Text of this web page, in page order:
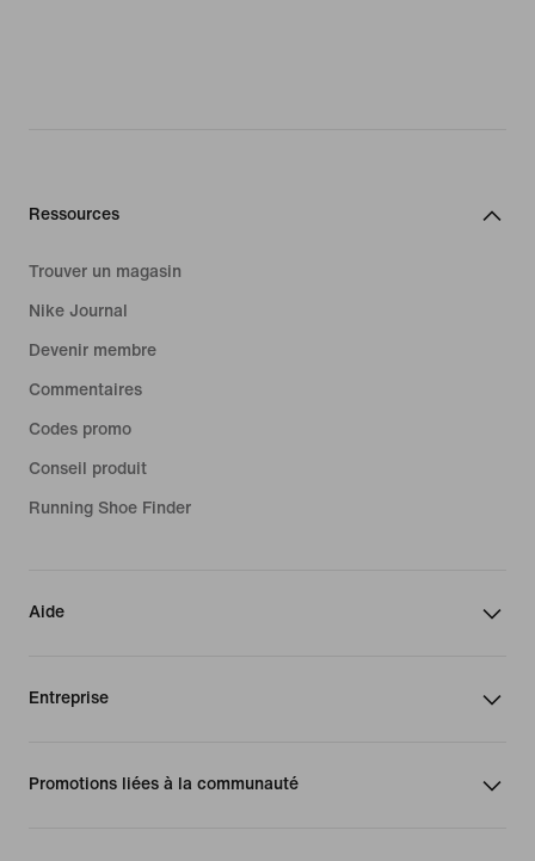
Ressources
Trouver un magasin
Nike Journal
Devenir membre
Commentaires
Codes promo
Conseil produit
Running Shoe Finder
Aide
Entreprise
Promotions liées à la communauté